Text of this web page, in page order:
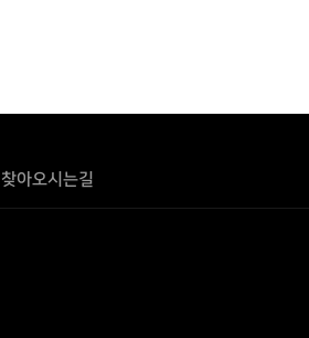
찾아오시는길